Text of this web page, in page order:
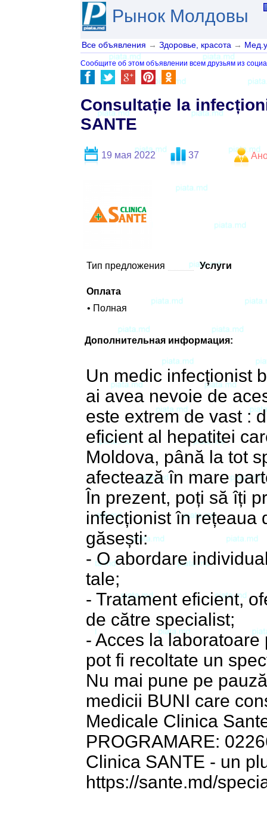
Рынок Молдовы
Все объявления → Здоровье, красота →
Сообщите об этом объявлении всем друзьям из
Consultație la
SANTE
19 мая 2022 37
Тип предложения Услуги
Оплата
• Полная
Дополнительная информация:
Un medic infecționist
ai avea nevoie de
este extrem de vast :
eficient al hepatitei
Moldova, până la tot
afectează în mare
În prezent, poți să îți
infecționist în rețeaua
găsești:
- O abordare
tale;
- Tratament eficient,
de către specialist;
- Acces la
pot fi recoltate un
Nu mai pune pe
medicii BUNI care
Medicale Clinica
PROGRAMARE:
Clinica SANTE - un
https://sante.md/